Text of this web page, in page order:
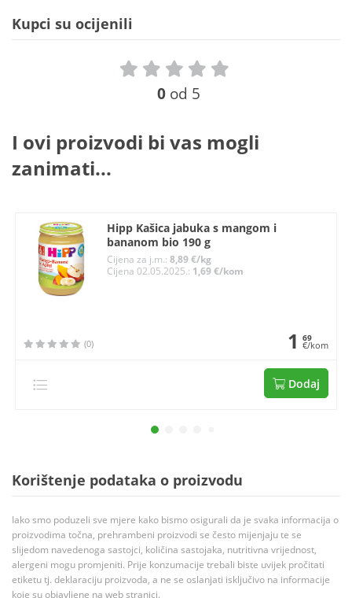
Kupci su ocijenili
0 od 5
I ovi proizvodi bi vas mogli
zanimati...
Hipp Kašica jabuka s mangom i
bananom bio 190 g
Cijena za j.m.:8,89 €/kg
Cijena 02.05.2025.: 1,69 €/kom
(0) 1 69
€/kom
Dodaj
Korištenje podataka o proizvodu
Iako smo poduzeli sve mjere kako bismo osigurali da je svaka informacija o
proizvodima točna, prehrambeni proizvodi se često mijenjaju te se
slijedom navedenoga sastojci, količina sastojaka, nutritivna vrijednost,
alergeni mogu promjeniti. Prije konzumacije trebali biste uvijek pročitati
etiketu tj. deklaraciju proizvoda, a ne se oslanjati isključivo na informacije
koje su objavljene na web stranici.